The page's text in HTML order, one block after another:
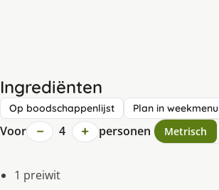
Ingrediënten
Op boodschappenlijst Plan in weekmenu
Voor − 4 + personen Metrisch
1 preiwit